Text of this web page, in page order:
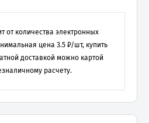
от количества электронных
цена 3.5 ₽/шт, купить
доставкой можно картой
расчету.